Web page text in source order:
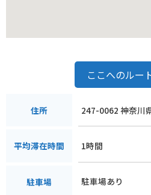
ここへのルー
住所 247-0062 神奈川
平均滞在時間 1時間
駐車場 駐車場あり